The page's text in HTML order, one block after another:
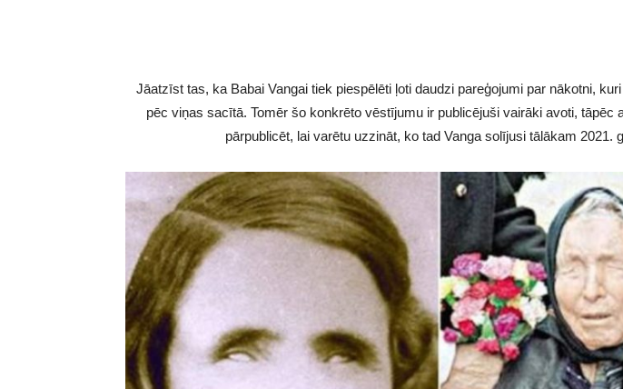
Jāatzīst tas, ka Babai Vangai tiek piespēlēti ļoti daudzi pareģojumi par nākotni,
pēc viņas sacītā. Tomēr šo konkrēto vēstījumu ir publicējuši vairāki avoti, tāpēc
pārpublicēt, lai varētu uzzināt, ko tad Vanga solījusi tālākam 2021.